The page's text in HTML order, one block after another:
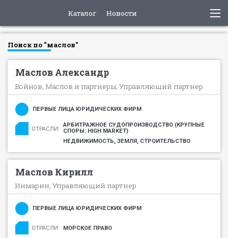
Каталог Новости
Поиск по "маслов"
Маслов Александр
Войнов, Маслов и партнеры, Управляющий партнер
ПЕРВЫЕ ЛИЦА ЮРИДИЧЕСКИХ ФИРМ
ОТРАСЛИ:
АРБИТРАЖНОЕ СУДОПРОИЗВОДСТВО (КРУПНЫЕ
СПОРЫ: HIGH MARKET)
НЕДВИЖИМОСТЬ, ЗЕМЛЯ, СТРОИТЕЛЬСТВО
Маслов Кирилл
Инмарин, Управляющий партнер
ПЕРВЫЕ ЛИЦА ЮРИДИЧЕСКИХ ФИРМ
ОТРАСЛИ: МОРСКОЕ ПРАВО